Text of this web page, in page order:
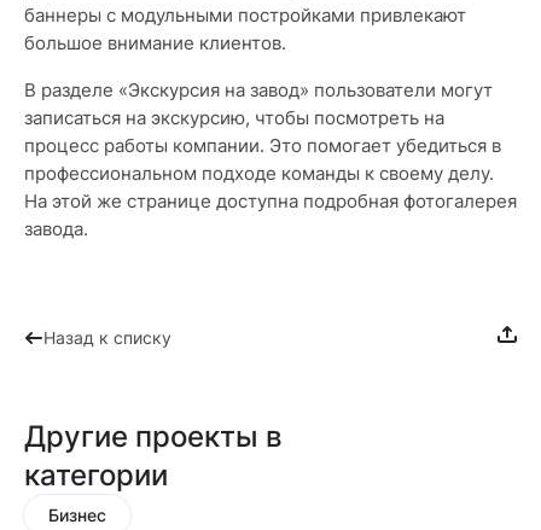
баннеры с модульными постройками привлекают
большое внимание клиентов.
В разделе «Экскурсия на завод» пользователи могут
записаться на экскурсию, чтобы посмотреть на
процесс работы компании. Это помогает убедиться в
профессиональном подходе команды к своему делу.
На этой же странице доступна подробная фотогалерея
завода.
Назад к списку
Другие проекты в
категории
Бизнес